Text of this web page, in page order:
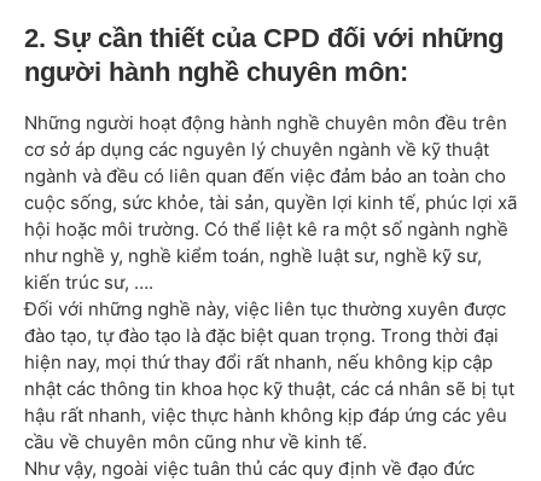
2. Sự cần thiết của CPD đối với những
người hành nghề chuyên môn:
Những người hoạt động hành nghề chuyên môn đều trên
cơ sở áp dụng các nguyên lý chuyên ngành về kỹ thuật
ngành và đều có liên quan đến việc đảm bảo an toàn cho
cuộc sống, sức khỏe, tài sản, quyền lợi kinh tế, phúc lợi xã
hội hoặc môi trường. Có thể liệt kê ra một số ngành nghề
như nghề y, nghề kiểm toán, nghề luật sư, nghề kỹ sư,
kiến trúc sư, ….
Đối với những nghề này, việc liên tục thường xuyên được
đào tạo, tự đào tạo là đặc biệt quan trọng. Trong thời đại
hiện nay, mọi thứ thay đổi rất nhanh, nếu không kịp cập
nhật các thông tin khoa học kỹ thuật, các cá nhân sẽ bị tụt
hậu rất nhanh, việc thực hành không kịp đáp ứng các yêu
cầu về chuyên môn cũng như về kinh tế.
Như vậy, ngoài việc tuân thủ các quy định về đạo đức